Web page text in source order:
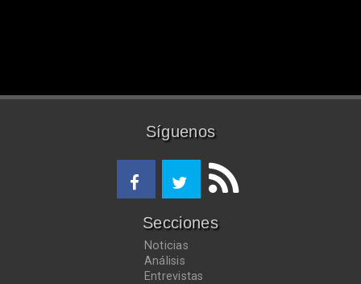
Síguenos
Secciones
Noticias
Análisis
Entrevistas